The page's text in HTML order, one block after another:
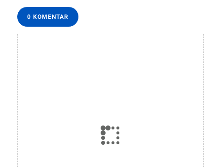
0 KOMENTAR